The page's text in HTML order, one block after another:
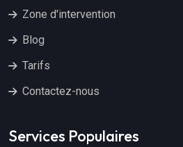
Zone d'intervention
Blog
Tarifs
Contactez-nous
Services Populaires